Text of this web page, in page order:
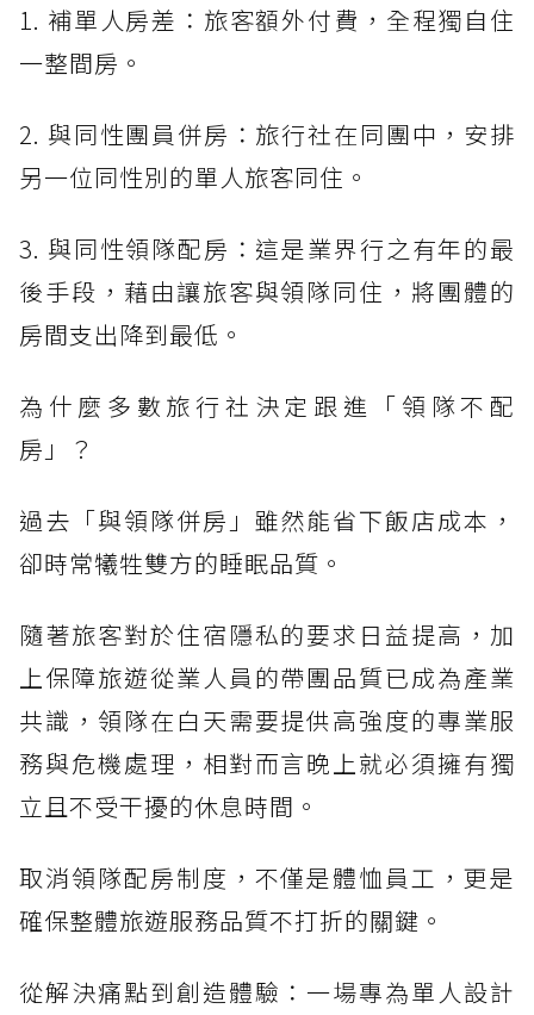
1. 補單人房差：旅客額外付費，全程獨自住
一整間房。
2. 與同性團員併房：旅行社在同團中，安排
另一位同性別的單人旅客同住。
3. 與同性領隊配房：這是業界行之有年的最
後手段，藉由讓旅客與領隊同住，將團體的
房間支出降到最低。
為什麼多數旅行社決定跟進「領隊不配
房」？
過去「與領隊併房」雖然能省下飯店成本，
卻時常犧牲雙方的睡眠品質。
隨著旅客對於住宿隱私的要求日益提高，加
上保障旅遊從業人員的帶團品質已成為產業
共識，領隊在白天需要提供高強度的專業服
務與危機處理，相對而言晚上就必須擁有獨
立且不受干擾的休息時間。
取消領隊配房制度，不僅是體恤員工，更是
確保整體旅遊服務品質不打折的關鍵。
從解決痛點到創造體驗：一場專為單人設計